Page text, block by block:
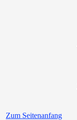
Zum Seitenanfang